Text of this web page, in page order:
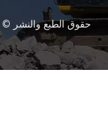
حقوق الطبع والنشر ©